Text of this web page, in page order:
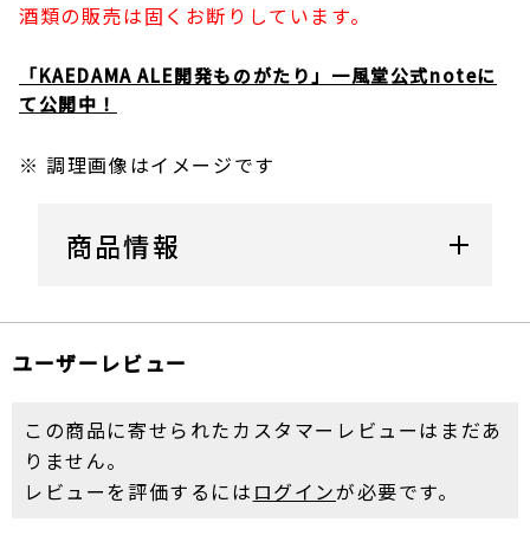
酒類の販売は固くお断りしています。
「KAEDAMA ALE開発ものがたり」一風堂公式noteに
て公開中！
※ 調理画像はイメージです
商品情報
ユーザーレビュー
この商品に寄せられたカスタマーレビューはまだあ
りません。
レビューを評価するには ログインが必要です。